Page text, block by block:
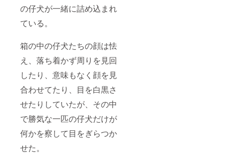
の仔犬が一緒に詰め込まれ
ている。
箱の中の仔犬たちの顔は怯
え、落ち着かず周りを見回
したり、意味もなく顔を見
合わせてたり、目を白黒さ
せたりしていたが、その中
で勝気な一匹の仔犬だけが
何かを察して目をぎらつか
せた。